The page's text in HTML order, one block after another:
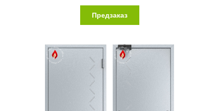
Предзаказ